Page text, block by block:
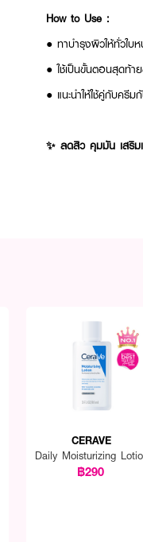
How to Use :
● ทาบำรุงผิวให้ทั่วใบ
● ใช้เป็นขั้นตอนสุดท้า
● แนะนำให้ใช้คู่กับครีม
✨ ลดสิว คุมมัน เสริม
CERAVE
Daily Moisturizing
฿290